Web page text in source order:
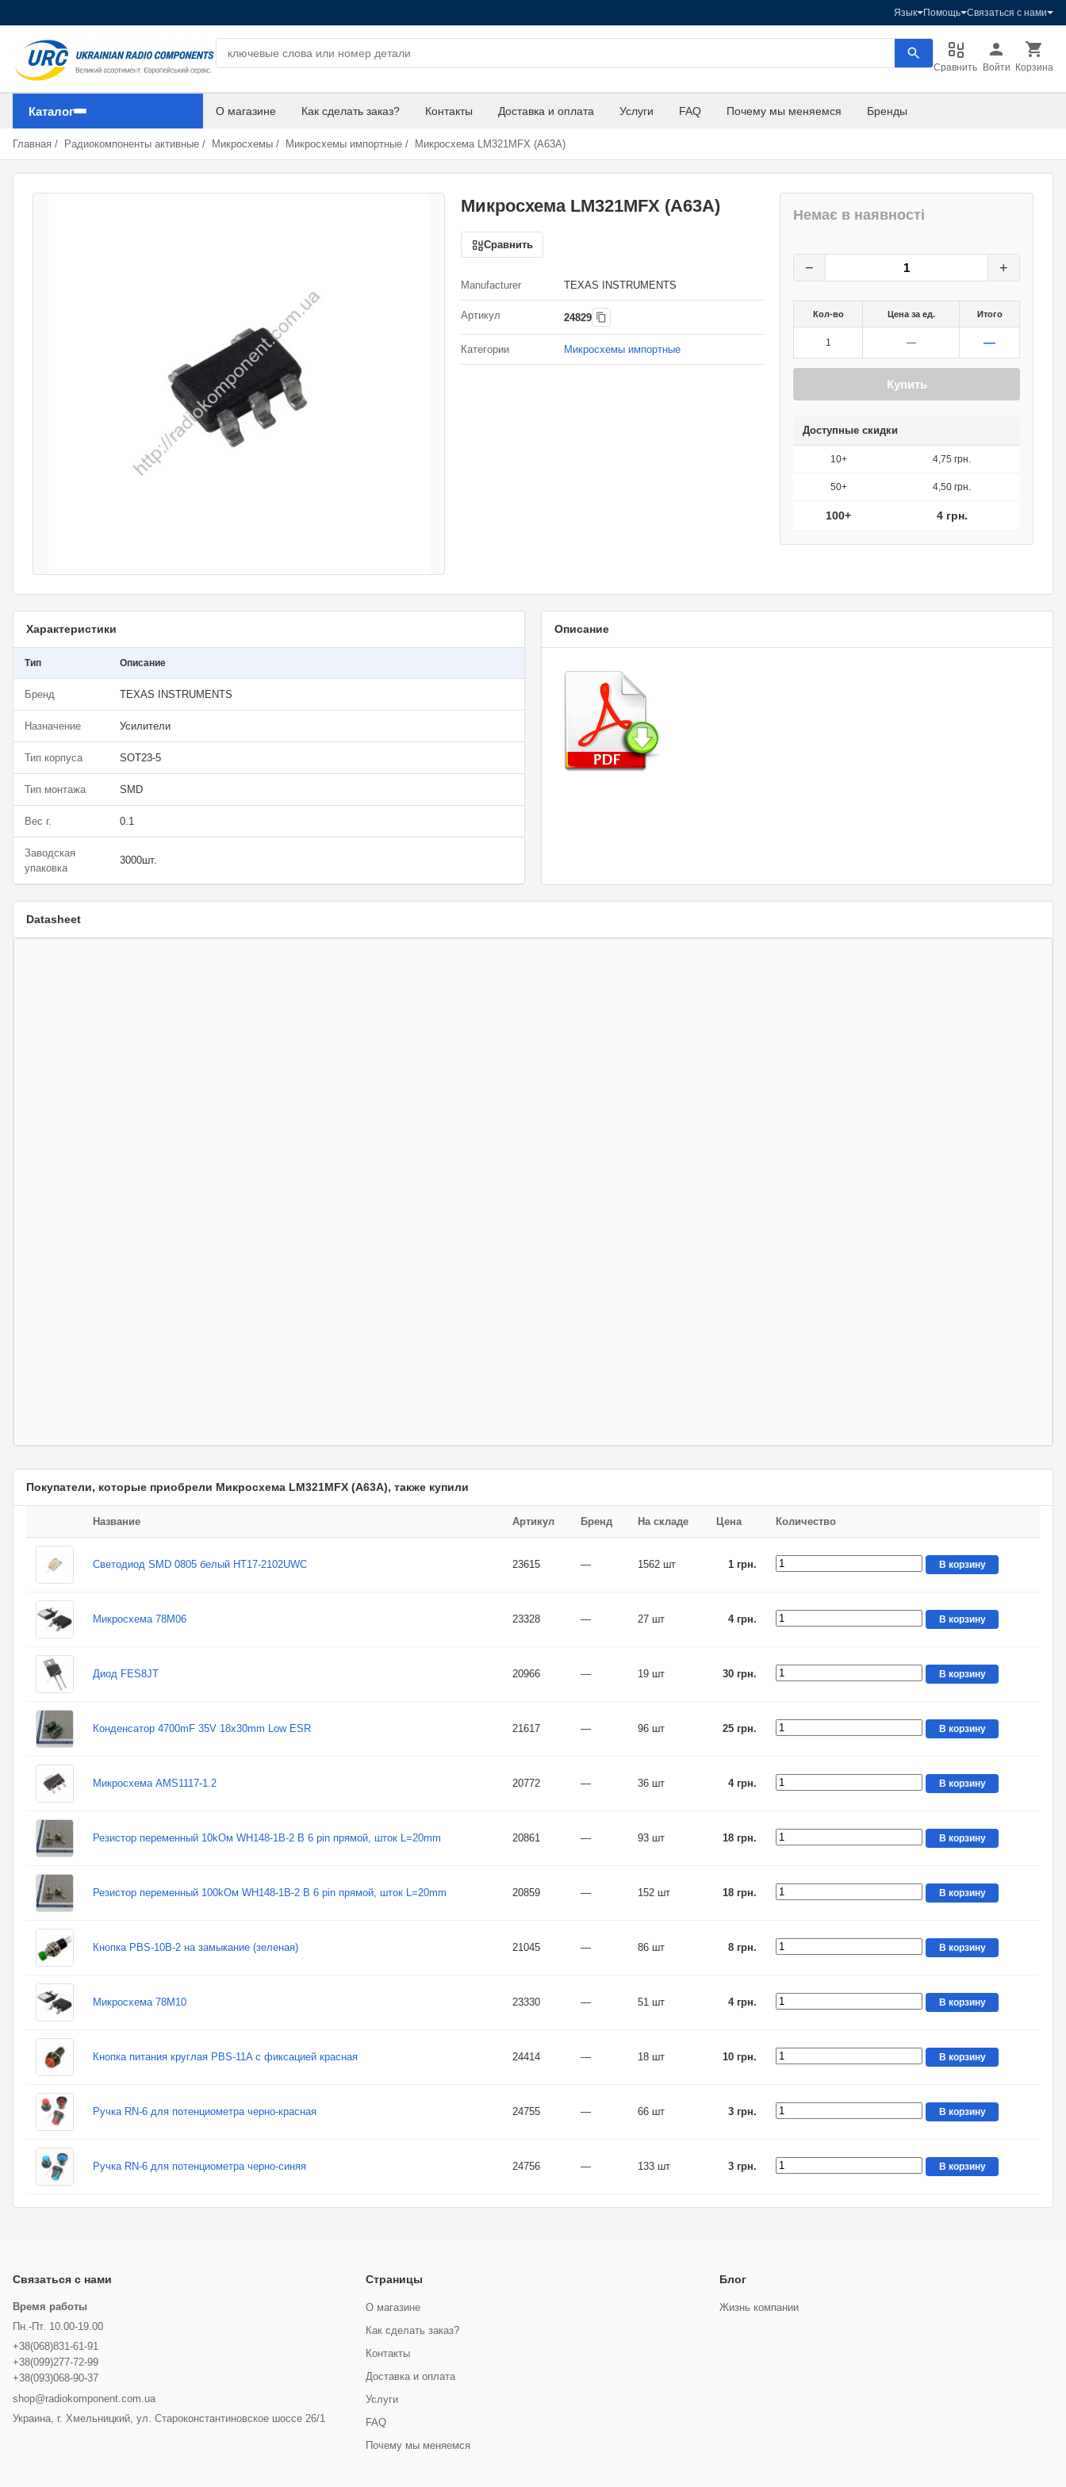
Язык Помощь Связаться с нами
Сравнить Войти Корзина
Каталог О магазине Как сделать заказ? Контакты Доставка и оплата Услуги FAQ Почему мы меняемся Бренды
Главная / Радиокомпоненты активные / Микросхемы / Микросхемы импортные / Микросхема LM321MFX (A63A)
Микросхема LM321MFX (A63A)
Сравнить
Manufacturer TEXAS INSTRUMENTS
Артикул 24829
Категории Микросхемы импортные
Немає в наявності
− +
Кол-во Цена за ед. Итого
1 — —
Купить
Доступные скидки
10+ 4,75 грн.
50+ 4,50 грн.
100+ 4 грн.
Характеристики
Тип Описание
Бренд TEXAS INSTRUMENTS
Назначение Усилители
Тип корпуса SOT23-5
Тип монтажа SMD
Вес г. 0.1
Заводская
упаковка
3000шт.
Описание
Datasheet
Покупатели, которые приобрели Микросхема LM321MFX (A63A), также купили
Название Артикул Бренд На складе Цена Количество
Светодиод SMD 0805 белый HT17-2102UWC 23615 — 1562 шт 1 грн. В корзину
Микросхема 78M06 23328 — 27 шт 4 грн. В корзину
Диод FES8JT 20966 — 19 шт 30 грн. В корзину
Конденсатор 4700mF 35V 18x30mm Low ESR 21617 — 96 шт 25 грн. В корзину
Микросхема AMS1117-1.2 20772 — 36 шт 4 грн. В корзину
Резистор переменный 10kОм WH148-1B-2 B 6 pin прямой, шток L=20mm 20861 — 93 шт 18 грн. В корзину
Резистор переменный 100kОм WH148-1B-2 B 6 pin прямой, шток L=20mm 20859 — 152 шт 18 грн. В корзину
Кнопка PBS-10B-2 на замыкание (зеленая) 21045 — 86 шт 8 грн. В корзину
Микросхема 78M10 23330 — 51 шт 4 грн. В корзину
Кнопка питания круглая PBS-11A с фиксацией красная 24414 — 18 шт 10 грн. В корзину
Ручка RN-6 для потенциометра черно-красная 24755 — 66 шт 3 грн. В корзину
Ручка RN-6 для потенциометра черно-синяя 24756 — 133 шт 3 грн. В корзину
Связаться с нами
Время работы
Пн.-Пт. 10.00-19.00
+38(068)831-61-91
+38(099)277-72-99
+38(093)068-90-37
shop@radiokomponent.com.ua
Украина, г. Хмельницкий, ул. Староконстантиновское шоссе 26/1
Страницы
О магазине
Как сделать заказ?
Контакты
Доставка и оплата
Услуги
FAQ
Почему мы меняемся
Блог
Жизнь компании